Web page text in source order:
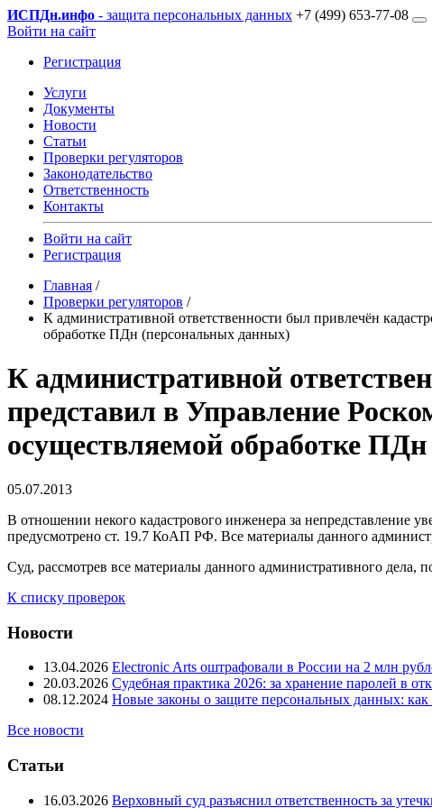
ИСПДн.инфо - защита персональных данных +7 (499) 653-77-08
Войти на сайт
Регистрация
Услуги
Документы
Новости
Статьи
Проверки регуляторов
Законодательство
Ответственность
Контакты
Войти на сайт
Регистрация
Главная /
Проверки регуляторов /
К административной ответственности был привлечён
обработке ПДн (персональных данных)
К административной
представил в Управление
осуществляемой обработке
05.07.2013
В отношении некого кадастрового инженера за непредставление
предусмотрено ст. 19.7 КоАП РФ. Все материалы данного
Суд, рассмотрев все материалы данного административного
К списку проверок
Новости
13.04.2026 Electronic Arts оштрафовали в России на 2 млн
20.03.2026 Судебная практика 2026: за хранение паролей в
08.12.2024 Новые законы о защите персональных данных:
Все новости
Статьи
16.03.2026 Верховный суд разъяснил ответственность за